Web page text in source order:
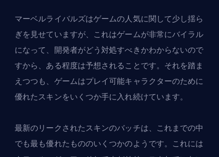
マーベルライバルズはゲームの人気に関して少し揺ら
ぎを見せていますが、これはゲームが非常にバイラル
になって、開発者がどう対処すべきかわからないので
すから、ある程度は予想されることです。それを踏ま
えつつも、ゲームはプレイ可能キャラクターのために
優れたスキンをいくつか手に入れ続けています。
最新のリークされたスキンのバッチは、これまでの中
でも最も優れたもののいくつかのようです。これには